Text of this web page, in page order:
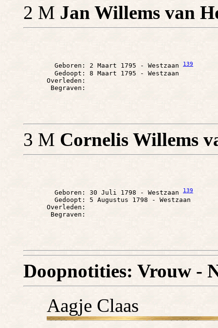
2 M Jan Willems van
        Geboren: 2 Maart 1795 - Westzaan
139
        Gedoopt: 8 Maart 1795 - Westzaan
      Overleden:
3 M Cornelis Willems
        Geboren: 30 Juli 1798 - Westzaan
139
        Gedoopt: 5 Augustus 1798 - Westzaan
      Overleden:
Doopnotities: Vrouw -
Aagje Claas